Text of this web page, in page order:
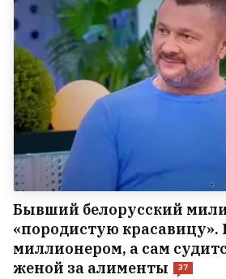
Бывший белорусский
«породистую красавицу».
миллионером, а сам
женой за алименты
37